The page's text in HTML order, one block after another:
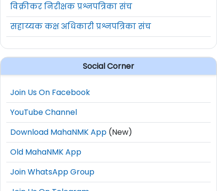
विक्रीकर निरीक्षक प्रश्नपत्रिका संच
सहाय्यक कक्ष अधिकारी प्रश्नपत्रिका संच
Social Corner
Join Us On Facebook
YouTube Channel
Download MahaNMK App (New)
Old MahaNMK App
Join WhatsApp Group